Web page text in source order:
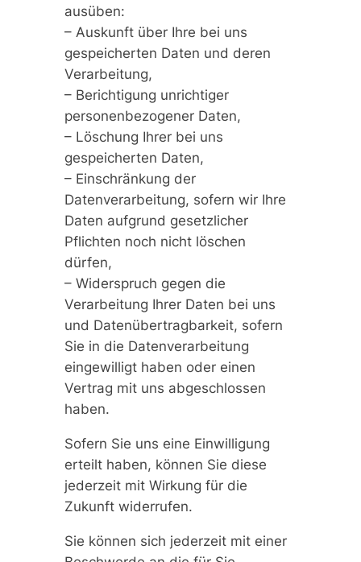
ausüben:
– Auskunft über Ihre bei uns
gespeicherten Daten und deren
Verarbeitung,
– Berichtigung unrichtiger
personenbezogener Daten,
– Löschung Ihrer bei uns
gespeicherten Daten,
– Einschränkung der
Datenverarbeitung, sofern wir Ihre
Daten aufgrund gesetzlicher
Pflichten noch nicht löschen
dürfen,
– Widerspruch gegen die
Verarbeitung Ihrer Daten bei uns
und Datenübertragbarkeit, sofern
Sie in die Datenverarbeitung
eingewilligt haben oder einen
Vertrag mit uns abgeschlossen
haben.
Sofern Sie uns eine Einwilligung
erteilt haben, können Sie diese
jederzeit mit Wirkung für die
Zukunft widerrufen.
Sie können sich jederzeit mit einer